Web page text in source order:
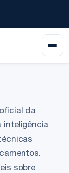
da
inteligência
sobre